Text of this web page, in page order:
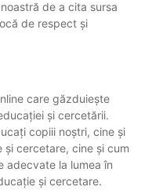
de a cita sursa
de respect și
care găzduiește
și cercetării.
copiii noștri, cine și
cercetare, cine și cum
adecvate la lumea în
și cercetare.